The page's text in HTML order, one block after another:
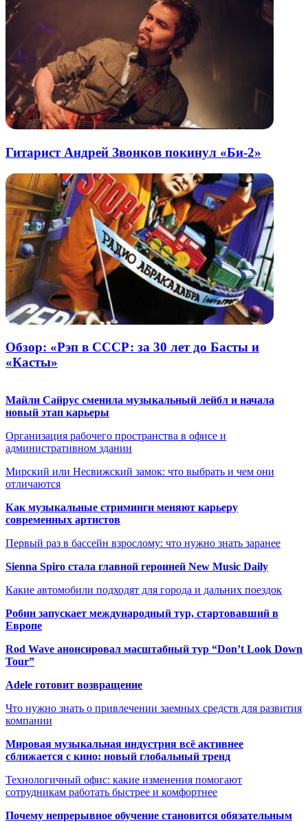
Гитарист Андрей Звонков покинул «Би-2»
Обзор: «Рэп в СССР: за 30 лет до Басты и
«Касты»
Майли Сайрус сменила музыкальный лейбл и начала
новый этап карьеры
Организация рабочего пространства в офисе и
административном здании
Мирский или Несвижский замок: что выбрать и чем они
отличаются
Как музыкальные стриминги меняют карьеру
современных артистов
Первый раз в бассейн взрослому: что нужно знать заранее
Sienna Spiro стала главной героиней New Music Daily
Какие автомобили подходят для города и дальних поездок
Робин запускает международный тур, стартовавший в
Европе
Rod Wave анонсировал масштабный тур “Don’t Look Down
Tour”
Adele готовит возвращение
Что нужно знать о привлечении заемных средств для развития
компании
Мировая музыкальная индустрия всё активнее
сближается с кино: новый глобальный тренд
Технологичный офис: какие изменения помогают
сотрудникам работать быстрее и комфортнее
Почему непрерывное обучение становится обязательным